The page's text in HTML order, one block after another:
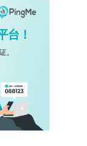
台！
。